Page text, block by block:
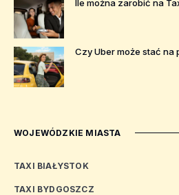
Ile można zarobić na
Czy Uber może stać na
WOJEWÓDZKIE MIASTA
TAXI BIAŁYSTOK
TAXI BYDGOSZCZ